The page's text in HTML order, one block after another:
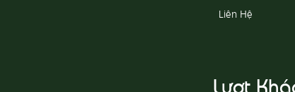
Liên Hệ
Lượt